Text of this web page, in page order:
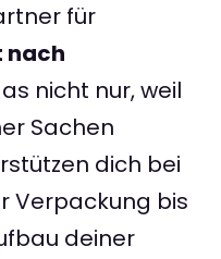
für
nach
nicht nur, weil
Sachen
dich bei
Verpackung bis
deiner